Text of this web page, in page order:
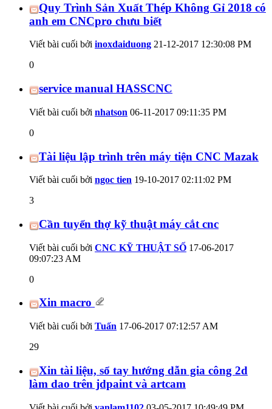
Quy Trình Sản Xuất Thép Không Gỉ 2018 có
anh em CNCpro chưu biết
Viết bài cuối bởi inoxdaiduong 21-12-2017 12:30:08 PM
0
service manual HASSCNC
Viết bài cuối bởi nhatson 06-11-2017 09:11:35 PM
0
Tài liệu lập trình trên máy tiện CNC Mazak
Viết bài cuối bởi ngoc tien 19-10-2017 02:11:02 PM
3
Cần tuyển thợ kỹ thuật máy cắt cnc
Viết bài cuối bởi CNC KỸ THUẬT SỐ 17-06-2017
09:07:23 AM
0
Xin macro
Viết bài cuối bởi Tuấn 17-06-2017 07:12:57 AM
29
Xin tài liệu, sổ tay hướng dẫn gia công 2d
làm dao trên jdpaint và artcam